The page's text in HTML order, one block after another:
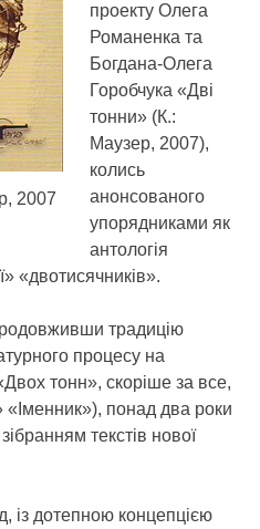
2007
проекту Олега
Романенка та
Богдана-Олега
Горобчука «Дві
тонни» (К.:
Маузер, 2007),
колись
анонсованого
упорядниками як
антологія
«двотисячників».
традицію
процесу на
тонн», скоріше за все,
«Іменник»), понад два роки
текстів нової
із дотепною концепцією